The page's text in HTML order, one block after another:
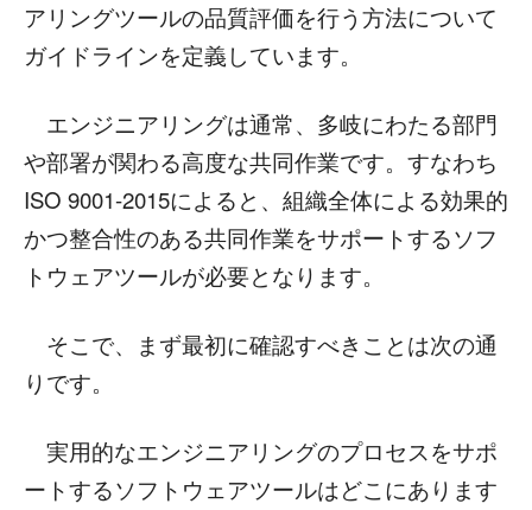
アリングツールの品質評価を行う方法について
ガイドラインを定義しています。
エンジニアリングは通常、多岐にわたる部門
や部署が関わる高度な共同作業です。すなわち
ISO 9001-2015によると、組織全体による効果的
かつ整合性のある共同作業をサポートするソフ
トウェアツールが必要となります。
そこで、まず最初に確認すべきことは次の通
りです。
実用的なエンジニアリングのプロセスをサポ
ートするソフトウェアツールはどこにあります